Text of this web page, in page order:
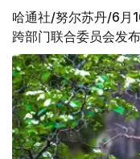
哈通社/努尔苏丹/6月
跨部门联合委员会发